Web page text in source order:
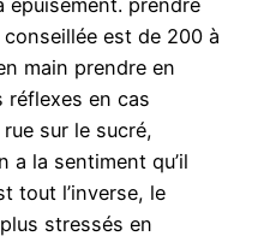
épuisement. prendre
est de 200 à
main prendre en
réflexes en cas
sur le sucré,
a la sentiment qu’il
tout l’inverse, le
stressés en